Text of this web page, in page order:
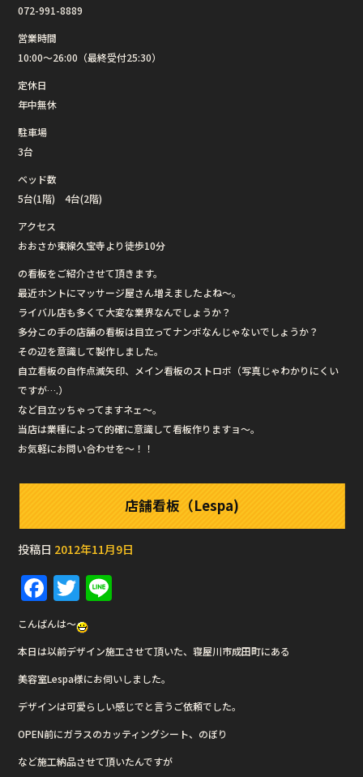
072-991-8889
営業時間
10:00〜26:00（最終受付25:30）
定休日
年中無休
駐車場
3台
ベッド数
5台(1階) 4台(2階)
アクセス
おおさか東線久宝寺より徒歩10分
の看板をご紹介させて頂きます。
最近ホントにマッサージ屋さん増えましたよね〜。
ライバル店も多くて大変な業界なんでしょうか？
多分この手の店舗の看板は目立ってナンボなんじゃないでしょうか？
その辺を意識して製作しました。
自立看板の自作点滅矢印、メイン看板のストロボ（写真じゃわかりにくい
ですが….）
など目立ッちゃってますネェ〜。
当店は業種によって的確に意識して看板作りますョ〜。
お気軽にお問い合わせを〜！！
店舗看板（Lespa)
投稿日 2012年11月9日
F
a
c
e
b
o
o
T
w
it
te
r
e
こんばんは〜
本日は以前デザイン施工させて頂いた、寝屋川市成田町にある
美容室Lespa様にお伺いしました。
デザインは可愛らしい感じでと言うご依頼でした。
OPEN前にガラスのカッティングシート、のぼり
など施工納品させて頂いたんですが